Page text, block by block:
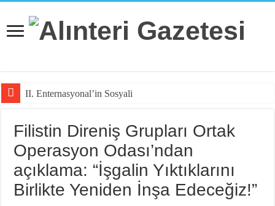
II. Enternasyonal’in Sosyalizm Anlayışının
Filistin Direniş Grupları Ortak
Operasyon Odası’ndan
açıklama: “İşgalin Yıktıklarını
Birlikte Yeniden İnşa Edeceğiz!”